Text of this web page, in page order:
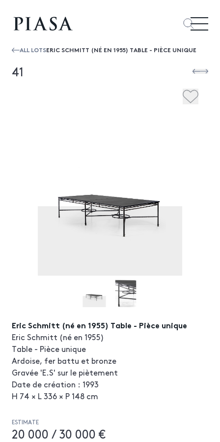
ALL LOTSERIC SCHMITT (NÉ EN 1955) TABLE - PIÈCE UNIQUE
41
Eric Schmitt (né en 1955) Table - Pièce unique
Eric Schmitt (né en 1955)
Table - Pièce unique
Ardoise, fer battu et bronze
Gravée 'E.S' sur le piètement
Date de création : 1993
H 74 × L 336 × P 148 cm
ESTIMATE
20 000 / 30 000 €